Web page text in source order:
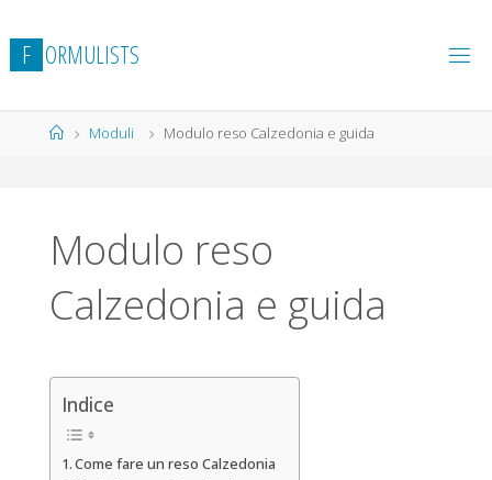
al
contenuto
F ORMULISTS
HomeModuli Modulo reso Calzedonia e guida
Modulo reso
Calzedonia e guida
Indice
Come fare un reso Calzedonia